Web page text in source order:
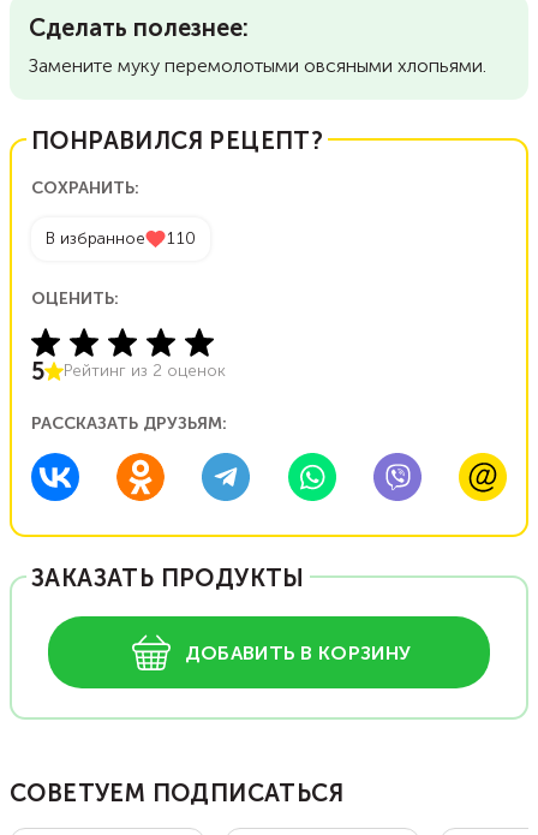
Сделать полезнее:
Замените муку перемолотыми овсяными хлопьями.
ПОНРАВИЛСЯ РЕЦЕПТ?
СОХРАНИТЬ:
В избранное 110
ОЦЕНИТЬ:
5 Рейтинг из 2 оценок
РАССКАЗАТЬ ДРУЗЬЯМ:
ЗАКАЗАТЬ ПРОДУКТЫ
ДОБАВИТЬ В КОРЗИНУ
СОВЕТУЕМ ПОДПИСАТЬСЯ